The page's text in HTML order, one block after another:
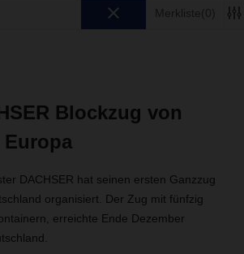
Merkliste(0)
Blockzug von
Europa
DACHSER hat seinen ersten Ganzzug
organisiert. Der Zug mit fünfzig
erreichte Ende Dezember